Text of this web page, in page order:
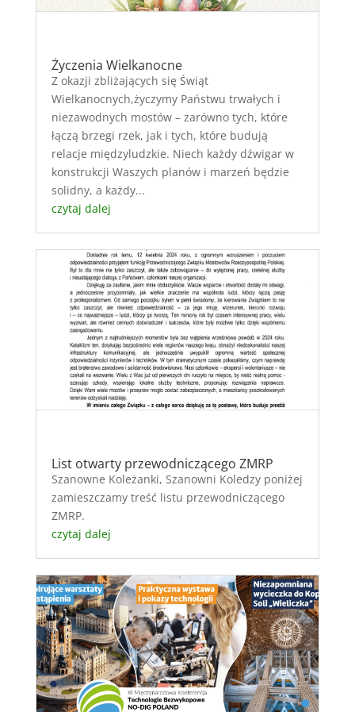
Życzenia Wielkanocne
Z okazji zbliżających się Świąt
Wielkanocnych,życzymy Państwu trwałych i
niezawodnych mostów – zarówno tych, które
łączą brzegi rzek, jak i tych, które budują
relacje międzyludzkie. Niech każdy dźwigar w
konstrukcji Waszych planów i marzeń będzie
solidny, a każdy...
czytaj dalej
List otwarty przewodniczącego ZMRP
Szanowne Koleżanki, Szanowni Koledzy poniżej
zamieszczamy treść listu przewodniczącego
ZMRP.
czytaj dalej